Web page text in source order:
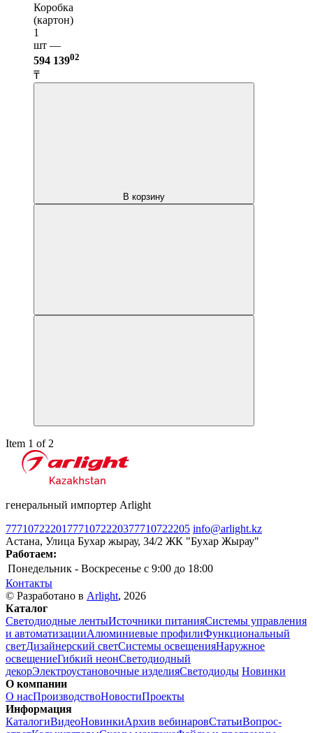
Коробка
(картон)
1
шт —
594 13902
₸
В корзину
Item 1 of 2
генеральный импортер Arlight
77710722201 7771072220377710722205 info@arlight.kz
Астана, Улица Бухар жырау, 34/2 ЖК "Бухар Жырау"
Работаем:
Понедельник - Воскресенье c 9:00 до 18:00
Контакты
© Разработано в Arlight, 2026
Каталог
Светодиодные лентыИсточники питанияСистемы управления
и автоматизацииАлюминиевые профилиФункциональный
светДизайнерский светСистемы освещенияНаружное
освещениеГибкий неонСветодиодный
декорЭлектроустановочные изделияСветодиоды Новинки
О компании
О насПроизводствоНовостиПроекты
Информация
КаталогиВидеоНовинкиАрхив вебинаровСтатьиВопрос-